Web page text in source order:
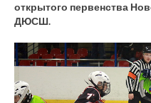
ПЛАТНЫЕ УСЛУГИ
открытого первенства
ДЮСШ.